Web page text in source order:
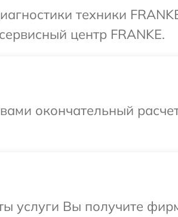
техники
центр FRANKE.
окончательный
услуги Вы получите